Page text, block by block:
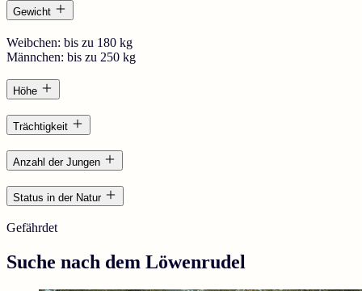
Gewicht
Weibchen: bis zu 180 kg
Männchen: bis zu 250 kg
Höhe
Trächtigkeit
Anzahl der Jungen
Status in der Natur
Gefährdet
Suche nach dem Löwenrudel